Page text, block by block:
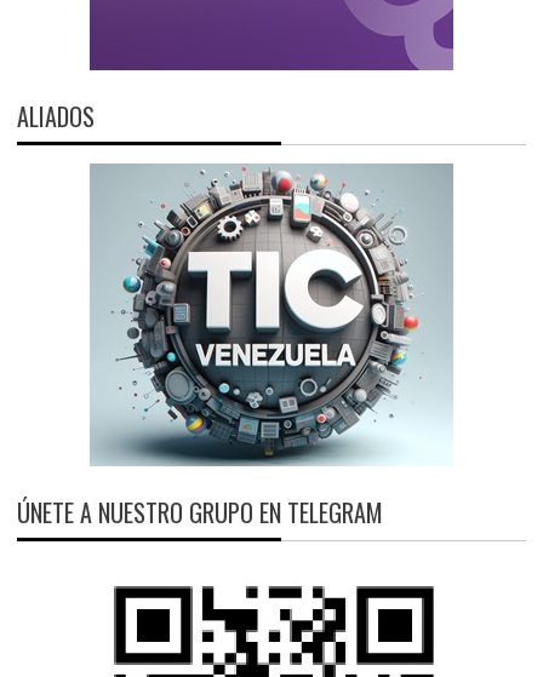
ALIADOS
ÚNETE A NUESTRO GRUPO EN TELEGRAM